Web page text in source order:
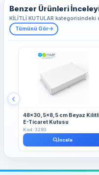
Benzer Ürünleri
KİLİTLİ KUTULAR
Tümünü Gör
48x30,5x8,5 cm Beyaz Kilitli
E-Ticaret Kutusu
Kod: 3283
İncele